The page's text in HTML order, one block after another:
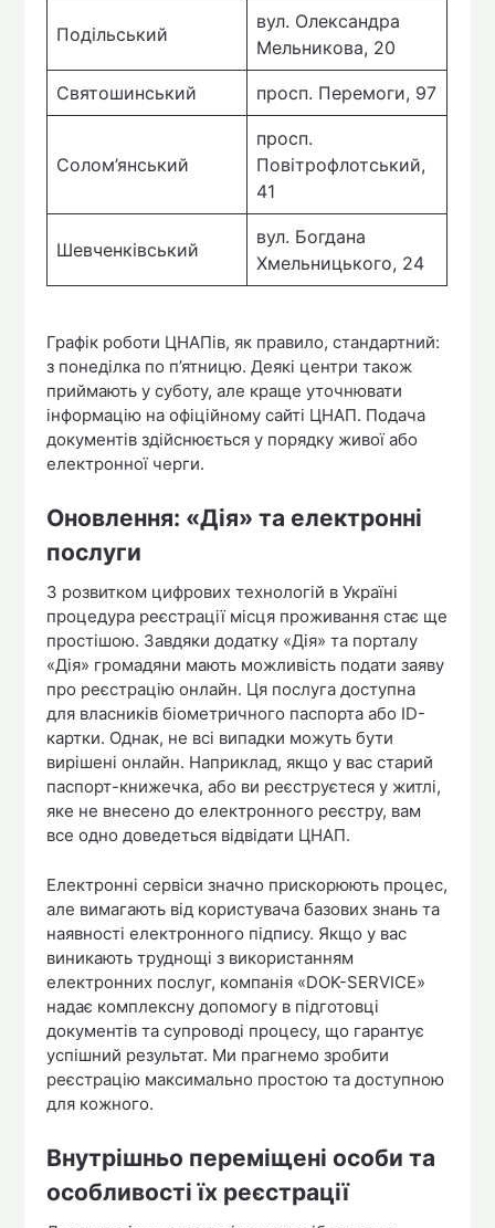
Подільський
вул. Олександра
Мельникова, 20
Святошинський просп. Перемоги, 97
Солом’янський
просп.
Повітрофлотський,
41
Шевченківський
вул. Богдана
Хмельницького, 24
Графік роботи ЦНАПів, як правило, стандартний:
з понеділка по п’ятницю. Деякі центри також
приймають у суботу, але краще уточнювати
інформацію на офіційному сайті ЦНАП. Подача
документів здійснюється у порядку живої або
електронної черги.
Оновлення: «Дія» та електронні
послуги
З розвитком цифрових технологій в Україні
процедура реєстрації місця проживання стає ще
простішою. Завдяки додатку «Дія» та порталу
«Дія» громадяни мають можливість подати заяву
про реєстрацію онлайн. Ця послуга доступна
для власників біометричного паспорта або ID-
картки. Однак, не всі випадки можуть бути
вирішені онлайн. Наприклад, якщо у вас старий
паспорт-книжечка, або ви реєструєтеся у житлі,
яке не внесено до електронного реєстру, вам
все одно доведеться відвідати ЦНАП.
Електронні сервіси значно прискорюють процес,
але вимагають від користувача базових знань та
наявності електронного підпису. Якщо у вас
виникають труднощі з використанням
електронних послуг, компанія «DOK-SERVICE»
надає комплексну допомогу в підготовці
документів та супроводі процесу, що гарантує
успішний результат. Ми прагнемо зробити
реєстрацію максимально простою та доступною
для кожного.
Внутрішньо переміщені особи та
особливості їх реєстрації